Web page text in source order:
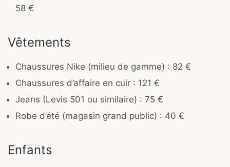
58 €
Vêtements
Chaussures Nike (milieu de gamme) : 82 €
Chaussures d’affaire en cuir : 121 €
Jeans (Levis 501 ou similaire) : 75 €
Robe d’été (magasin grand public) : 40 €
Enfants